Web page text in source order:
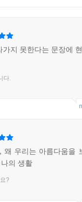
가지 못한다는 문장에
다.
왜 우리는 아름다움을
의 생활
?